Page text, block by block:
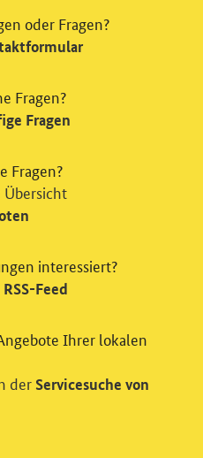
und / oder
oder Fragen?
Fragen?
Fragen
Fragen?
interessiert?
RSS-Feed
Ihrer lokalen
der Servicesuche von